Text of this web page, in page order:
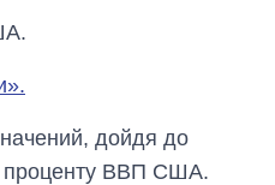
дойдя до
проценту ВВП США.